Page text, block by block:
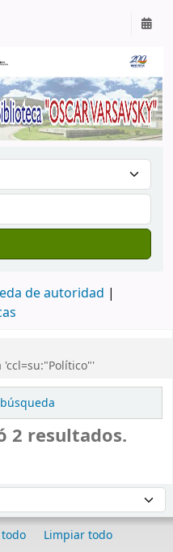
de autoridad
2 resultados.
Limpiar todo